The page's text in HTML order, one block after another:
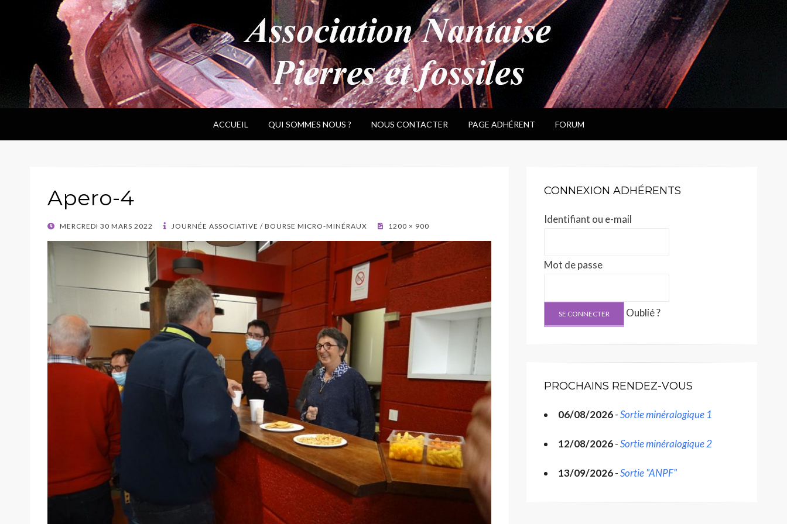
ANPF
Association Nantaise Pierres et Fossiles
ACCUEIL QUI SOMMES NOUS ? NOUS CONTACTER PAGE ADHÉRENT FORUM
Apero-4
POSTED
MERCREDI 30 MARS 2022 JOURNÉE ASSOCIATIVE / BOURSE MICRO-MINÉRAUX 1200 × 900
CONNEXION ADHÉRENTS
Identifiant ou e-mail
Mot de passe
Oublié ?
PROCHAINS RENDEZ-VOUS
06/08/2026-Sortie minéralogique 1
12/08/2026-Sortie minéralogique 2
13/09/2026-Sortie "ANPF"